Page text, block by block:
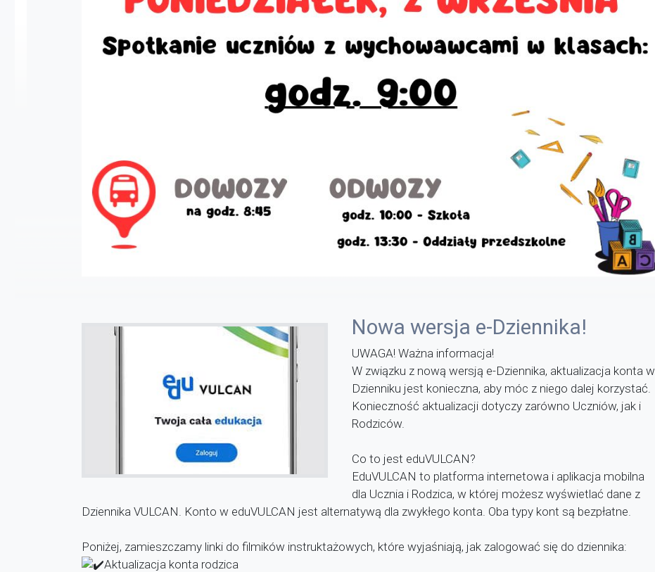
Nowa wersja e-Dziennika!
UWAGA! Ważna informacja!
W związku z nową wersją e-Dziennika, aktualizacja konta w
Dzienniku jest konieczna, aby móc z niego dalej korzystać.
Konieczność aktualizacji dotyczy zarówno Uczniów, jak i
Rodziców.
Co to jest eduVULCAN?
EduVULCAN to platforma internetowa i aplikacja mobilna
dla Ucznia i Rodzica, w której możesz wyświetlać dane z
Dziennika VULCAN. Konto w eduVULCAN jest alternatywą dla zwykłego konta. Oba typy kont są bezpłatne.
Poniżej, zamieszczamy linki do filmików instruktażowych, które wyjaśniają, jak zalogować się do dziennika:
Aktualizacja konta rodzica